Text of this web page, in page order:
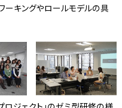
ーキングやロールモデルの具